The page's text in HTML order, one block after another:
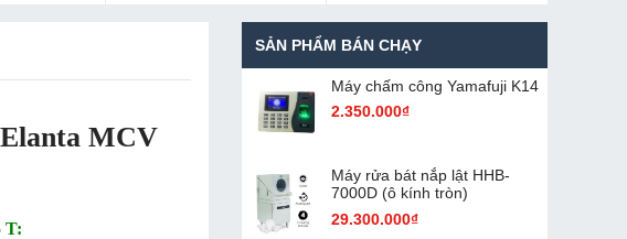
MCV
T:
SẢN PHẨM BÁN CHẠY
Máy chấm cô​ng Yamafuji K14
2.350.000₫
Máy rửa bát nắp lật HHB-
7000D (ô kính tròn)
29.300.000₫